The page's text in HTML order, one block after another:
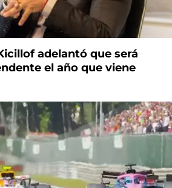
adelantó que será
el año que viene